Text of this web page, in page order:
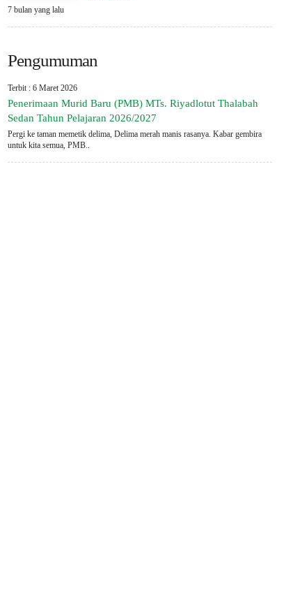
7 bulan yang lalu
Pengumuman
Terbit : 6 Maret 2026
Penerimaan Murid Baru (PMB) MTs. Riyadlotut Thalabah
Sedan Tahun Pelajaran 2026/2027
Pergi ke taman memetik delima, Delima merah manis rasanya. Kabar gembira
untuk kita semua, PMB..